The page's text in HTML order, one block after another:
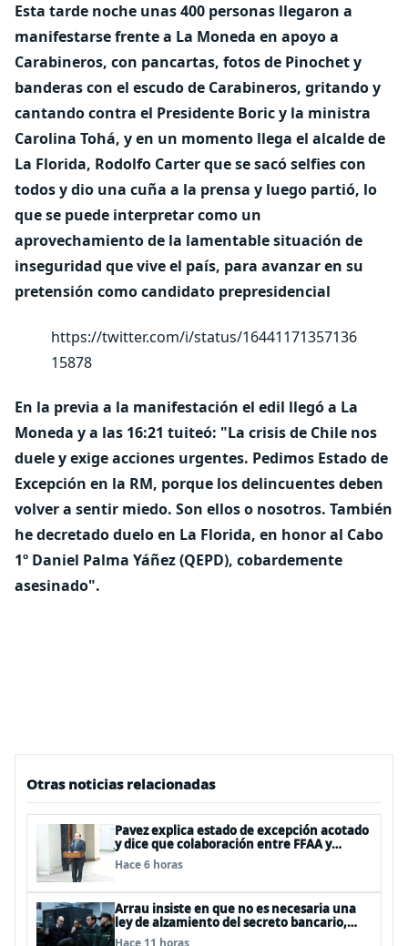
Esta tarde noche unas 400 personas llegaron a
manifestarse frente a La Moneda en apoyo a
Carabineros, con pancartas, fotos de Pinochet y
banderas con el escudo de Carabineros, gritando y
cantando contra el Presidente Boric y la ministra
Carolina Tohá, y en un momento llega el alcalde de
La Florida, Rodolfo Carter que se sacó selfies con
todos y dio una cuña a la prensa y luego partió, lo
que se puede interpretar como un
aprovechamiento de la lamentable situación de
inseguridad que vive el país, para avanzar en su
pretensión como candidato prepresidencial
https://twitter.com/i/status/16441171357136
15878
En la previa a la manifestación el edil llegó a La
Moneda y a las 16:21 tuiteó: "La crisis de Chile nos
duele y exige acciones urgentes. Pedimos Estado de
Excepción en la RM, porque los delincuentes deben
volver a sentir miedo. Son ellos o nosotros. También
he decretado duelo en La Florida, en honor al Cabo
1º Daniel Palma Yáñez (QEPD), cobardemente
asesinado".
Otras noticias relacionadas
Pavez explica estado de excepción acotado
y dice que colaboración entre FFAA y
policías, “es algo del todo pertinente
analizar”
Hace 6 horas
Arrau insiste en que no es necesaria una
ley de alzamiento del secreto bancario,
porque ya existe
Hace 11 horas